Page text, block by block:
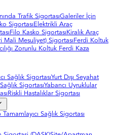
Trafik SigortasıGaleriler İçin
Sigortası Elektrikli Araç
Filo Kasko Sigortası Kiralık Araç
Mali Mesuliyet) Sigortası Ferdi Koltuk
Zorunlu Koltuk Ferdi Kaza
Sağlık SigortasıYurt Dışı Seyahat
SigortasıYabancı Uyruklular
Riskli Hastalıklar Sigortası
Sağlık Sigortası